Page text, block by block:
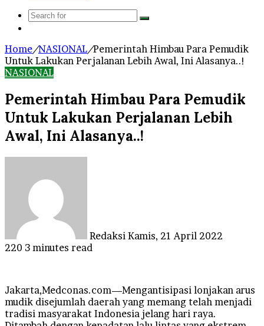
Search
Home/NASIONAL/Pemerintah Himbau Para Pemudik
Untuk Lakukan Perjalanan Lebih Awal, Ini Alasanya..!
NASIONAL
Pemerintah Himbau Para Pemudik
Untuk Lakukan Perjalanan Lebih
Awal, Ini Alasanya..!
Redaksi Kamis, 21 April 2022
220 3 minutes read
Jakarta,Medconas.com—Mengantisipasi lonjakan arus
mudik disejumlah daerah yang memang telah menjadi
tradisi masyarakat Indonesia jelang hari raya.